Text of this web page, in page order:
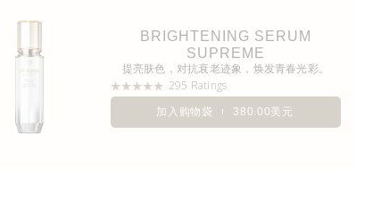
BRIGHTENING SERUM
SUPREME
提亮肤色，对抗衰老迹象，焕发青春光彩。
295 Ratings
加入购物袋 380.00美元